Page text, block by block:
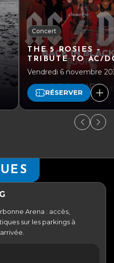
Concert
THE 5 ROSIES –
TRIBUTE TO AC/
Vendredi 6 novembre
RÉSERVER
Arena : accès,
sur les parkings à